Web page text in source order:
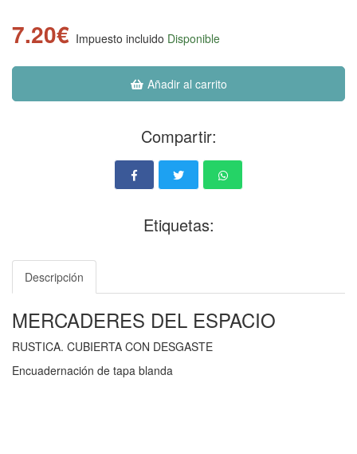
7.20€ Impuesto incluido Disponible
Añadir al carrito
Compartir:
Etiquetas:
Descripción
MERCADERES DEL ESPACIO
RUSTICA. CUBIERTA CON DESGASTE
Encuadernación de tapa blanda